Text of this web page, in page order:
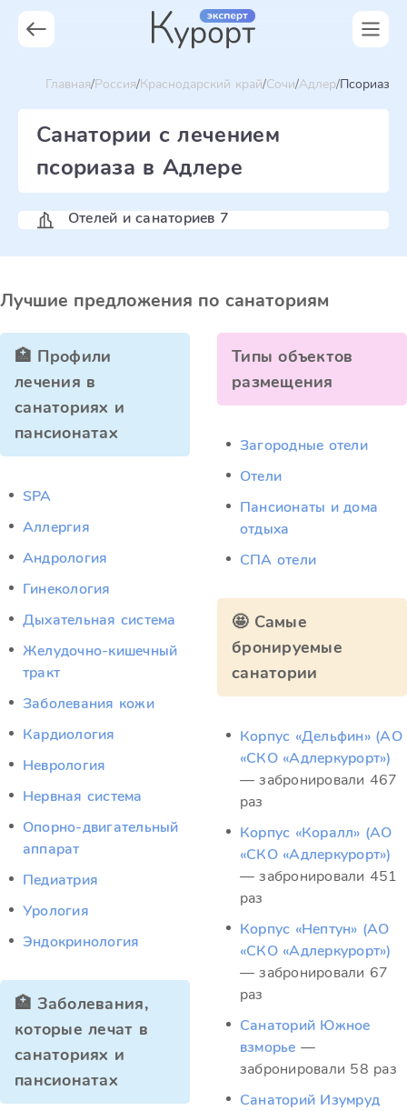
Главная Россия Краснодарский край Сочи Адлер Псориаз
Санатории с лечением
псориаза в Адлере
Отелей и санаториев 7
Лучшие предложения по санаториям
🏥 Профили
лечения в
санаториях и
пансионатах
SPA
Аллергия
Андрология
Гинекология
Дыхательная система
Желудочно-кишечный
тракт
Заболевания кожи
Кардиология
Неврология
Нервная система
Опорно-двигательный
аппарат
Педиатрия
Урология
Эндокринология
🏥 Заболевания,
которые лечат в
санаториях и
пансионатах
Типы объектов
размещения
Загородные отели
Отели
Пансионаты и дома
отдыха
СПА отели
🤩 Самые
бронируемые
санатории
Корпус «Дельфин» (АО
«СКО «Адлеркурорт»)
— забронировали 467
раз
Корпус «Коралл» (АО
«СКО «Адлеркурорт»)
— забронировали 451
раз
Корпус «Нептун» (АО
«СКО «Адлеркурорт»)
— забронировали 67
раз
Санаторий Южное
взморье —
забронировали 58 раз
Санаторий Изумруд